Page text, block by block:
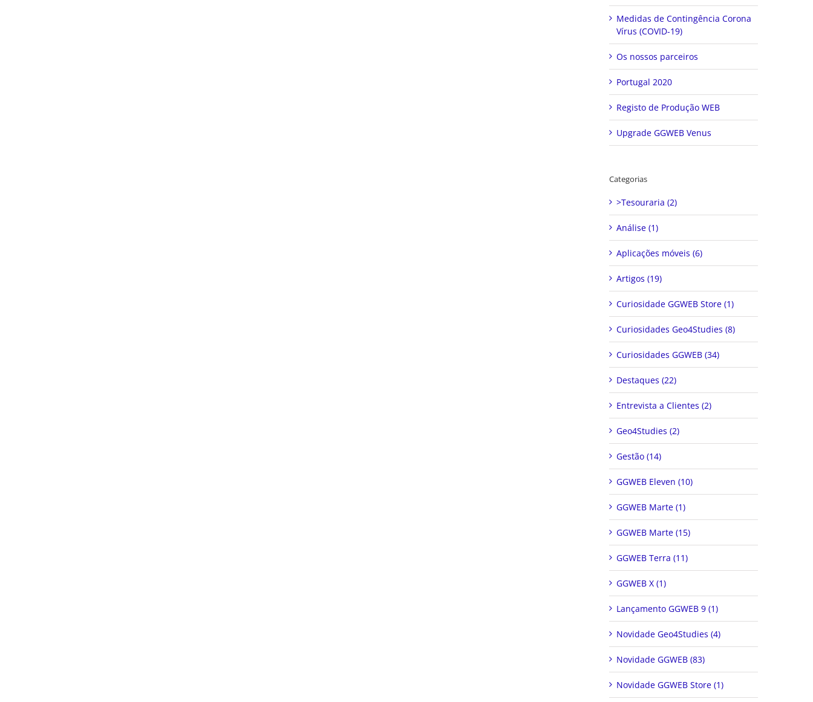
Medidas de Contingência Corona
Vírus (COVID-19)
Os nossos parceiros
Portugal 2020
Registo de Produção WEB
Upgrade GGWEB Venus
Categorias
>Tesouraria (2)
Análise (1)
Aplicações móveis (6)
Artigos (19)
Curiosidade GGWEB Store (1)
Curiosidades Geo4Studies (8)
Curiosidades GGWEB (34)
Destaques (22)
Entrevista a Clientes (2)
Geo4Studies (2)
Gestão (14)
GGWEB Eleven (10)
GGWEB Marte (1)
GGWEB Marte (15)
GGWEB Terra (11)
GGWEB X (1)
Lançamento GGWEB 9 (1)
Novidade Geo4Studies (4)
Novidade GGWEB (83)
Novidade GGWEB Store (1)